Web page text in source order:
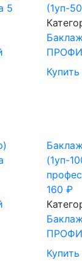
5
(1уп-
ПРОФИ
(1уп-
160₽
ПРОФИ